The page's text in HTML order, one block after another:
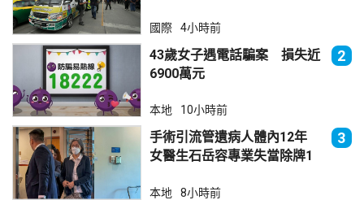
國際 4小時前
43歲女子遇電話騙案 損失近
6900萬元
2
本地 10小時前
手術引流管遺病人體內12年
女醫生石岳容專業失當除牌1
3
本地 8小時前